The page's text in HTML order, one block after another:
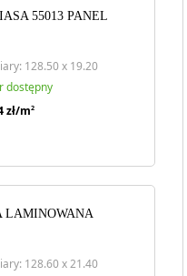
55013 PANEL
128.50 x 19.20
dostępny
zł/m2
LAMINOWANA
128.60 x 21.40